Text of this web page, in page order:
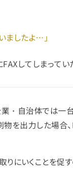
ましたよ…」
してしまってい
・自治体では一
を出力した場合
にいくことを促